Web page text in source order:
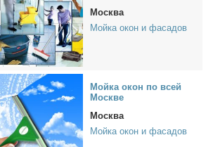
Москва
Мойка окон и фасадов
Мой­ка окон по всей
Москве
Москва
Мойка окон и фасадов